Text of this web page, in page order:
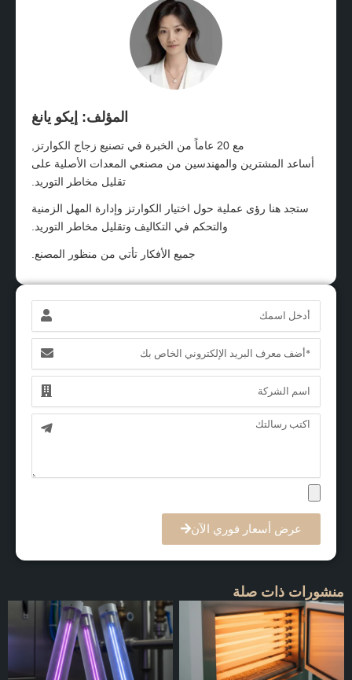
المؤلف: إيكو يانغ
مع 20 عاماً من الخبرة في تصنيع زجاج الكوارتز,
أساعد المشترين والمهندسين من مصنعي المعدات الأصلية على
تقليل مخاطر التوريد.
ستجد هنا رؤى عملية حول اختيار الكوارتز وإدارة المهل الزمنية
والتحكم في التكاليف وتقليل مخاطر التوريد.
جميع الأفكار تأتي من منظور المصنع.
الاسم
البريد
الإلكتروني
الرسالة
عرض أسعار فوري الآن
منشورات ذات صلة